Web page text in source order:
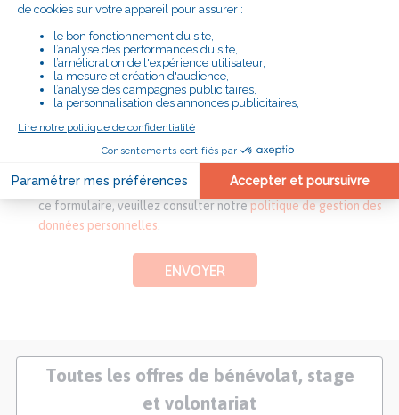
*informations requises
En soumettant ce formulaire, j'accepte que le Secours
Catholique exploite les informations que j'ai saisies afin de me
Pour connaitre et exercer vos droits, notamment de retrait de
votre consentement à l'utilisation des données collectées par
ce formulaire, veuillez consulter notre politique de gestion des
données personnelles
ENVOYER
Toutes les offres de bénévolat, stage
et volontariat